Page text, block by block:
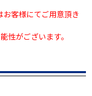
客様にてご用意頂き
性がございます。